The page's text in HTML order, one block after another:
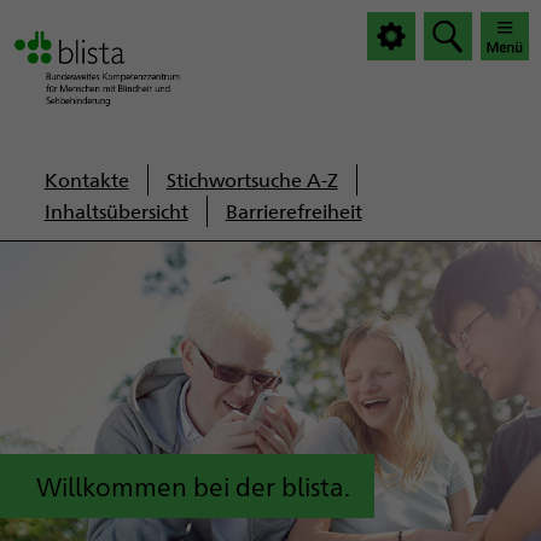
Servicenavigation
Kontakte
Stichwortsuche A-Z
Inhaltsübersicht
Barrierefreiheit
Willkommen bei der blista.